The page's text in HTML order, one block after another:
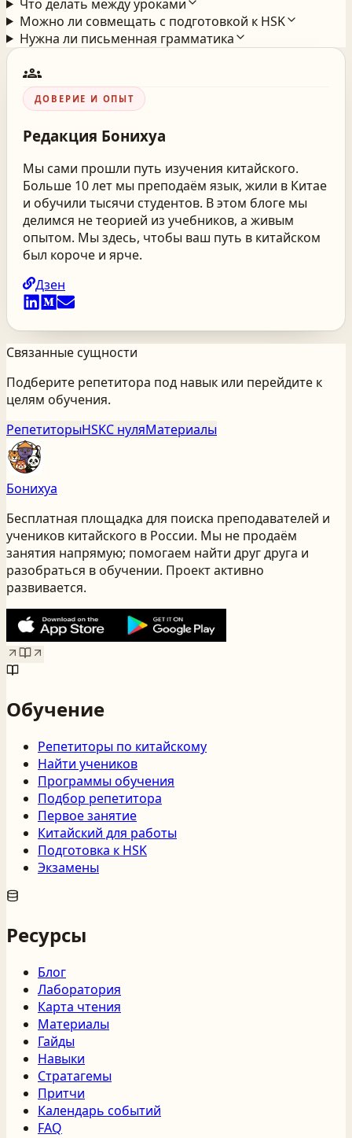
Что делать между уроками
Можно ли совмещать с подготовкой к HSK
Нужна ли письменная грамматика
groups
ДОВЕРИЕ И ОПЫТ
Редакция Бонихуа
Мы сами прошли путь изучения китайского.
Больше 10 лет мы преподаём язык, жили в Китае
и обучили тысячи студентов. В этом блоге мы
делимся не теорией из учебников, а живым
опытом. Мы здесь, чтобы ваш путь в китайском
был короче и ярче.
Дзен
Связанные сущности
Подберите репетитора под навык или перейдите к
целям обучения.
РепетиторыHSKС нуляМатериалы
Бонихуа
Бесплатная площадка для поиска преподавателей и
учеников китайского в России. Мы не продаём
занятия напрямую; помогаем найти друг друга и
разобраться в обучении. Проект активно
развивается.
Обучение
Репетиторы по китайскому
Найти учеников
Программы обучения
Подбор репетитора
Первое занятие
Китайский для работы
Подготовка к HSK
Экзамены
Ресурсы
Блог
Лаборатория
Карта чтения
Материалы
Гайды
Навыки
Стратагемы
Притчи
Календарь событий
FAQ